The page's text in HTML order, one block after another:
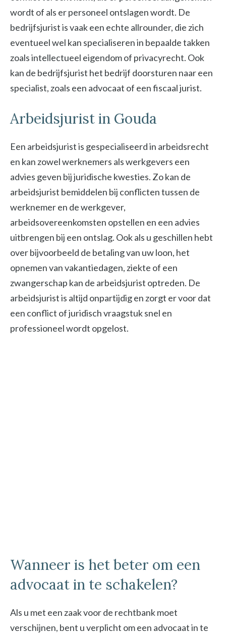
wordt of als er personeel ontslagen wordt. De
bedrijfsjurist is vaak een echte allrounder, die zich
eventueel wel kan specialiseren in bepaalde takken
zoals intellectueel eigendom of privacyrecht. Ook
kan de bedrijfsjurist het bedrijf doorsturen naar een
specialist, zoals een advocaat of een fiscaal jurist.
Arbeidsjurist in Gouda
Een arbeidsjurist is gespecialiseerd in arbeidsrecht
en kan zowel werknemers als werkgevers een
advies geven bij juridische kwesties. Zo kan de
arbeidsjurist bemiddelen bij conflicten tussen de
werknemer en de werkgever,
arbeidsovereenkomsten opstellen en een advies
uitbrengen bij een ontslag. Ook als u geschillen hebt
over bijvoorbeeld de betaling van uw loon, het
opnemen van vakantiedagen, ziekte of een
zwangerschap kan de arbeidsjurist optreden. De
arbeidsjurist is altijd onpartijdig en zorgt er voor dat
een conflict of juridisch vraagstuk snel en
professioneel wordt opgelost.
Wanneer is het beter om een
advocaat in te schakelen?
Als u met een zaak voor de rechtbank moet
verschijnen, bent u verplicht om een advocaat in te